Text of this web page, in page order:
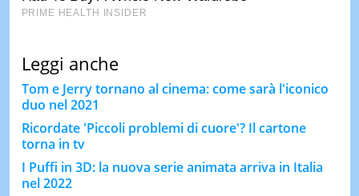
Leggi anche
Tom e Jerry tornano al cinema: come sarà l'iconico
duo nel 2021
Ricordate 'Piccoli problemi di cuore'? Il cartone
torna in tv
I Puffi in 3D: la nuova serie animata arriva in Italia
nel 2022